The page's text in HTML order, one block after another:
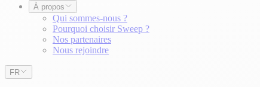
À propos
Qui sommes-nous ?
Pourquoi choisir Sweep ?
Nos partenaires
Nous rejoindre
FR